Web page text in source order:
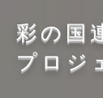
彩の国
プロジ